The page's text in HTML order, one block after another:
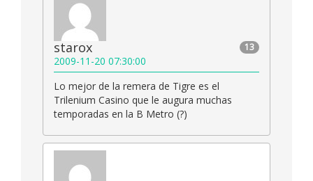
13
starox
2009-11-20 07:30:00
Lo mejor de la remera de Tigre es el
Trilenium Casino que le augura muchas
temporadas en la B Metro (?)